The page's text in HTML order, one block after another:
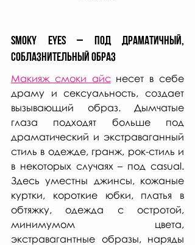
Smoky eyes – под драматичный,
соблазнительный образ
Макияж смоки айс несет в себе
драму и сексуальность, создает
вызывающий образ. Дымчатые
глаза подходят больше под
драматический и экстраваганный
стиль в одежде, гранж, рок-стиль и
в некоторых случаях – под casual.
Здесь уместны джинсы, кожаные
куртки, короткие юбки, платья в
обтяжку, одежда с остротой,
минимумом цвета,
экстравагантные образы, наряды